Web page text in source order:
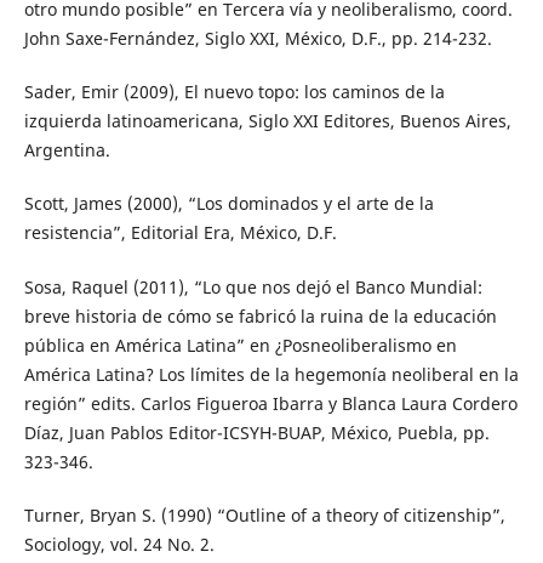
otro mundo posible” en Tercera vía y neoliberalismo, coord.
John Saxe-Fernández, Siglo XXI, México, D.F., pp. 214-232.
Sader, Emir (2009), El nuevo topo: los caminos de la
izquierda latinoamericana, Siglo XXI Editores, Buenos Aires,
Argentina.
Scott, James (2000), “Los dominados y el arte de la
resistencia”, Editorial Era, México, D.F.
Sosa, Raquel (2011), “Lo que nos dejó el Banco Mundial:
breve historia de cómo se fabricó la ruina de la educación
pública en América Latina” en ¿Posneoliberalismo en
América Latina? Los límites de la hegemonía neoliberal en la
región” edits. Carlos Figueroa Ibarra y Blanca Laura Cordero
Díaz, Juan Pablos Editor-ICSYH-BUAP, México, Puebla, pp.
323-346.
Turner, Bryan S. (1990) “Outline of a theory of citizenship”,
Sociology, vol. 24 No. 2.